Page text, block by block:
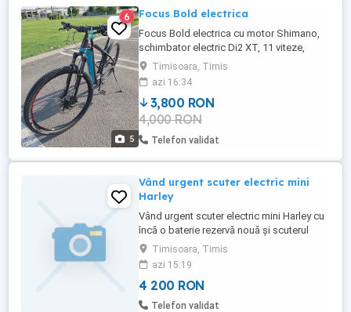
5
6 Focus Bold electrica
Focus Bold electrica cu motor Shimano,
schimbator electric Di2 XT, 11 viteze,
frane noi 4 pistoane, cadru mărime M, roti
29", dropper.
Timisoara, Timis
azi 16:34
3,800 RON
4,000 RON
Telefon validat
Vând urgent scuter electric mini
Harley
Vând urgent scuter electric mini Harley cu
încă o baterie rezervă nouă și scuterul
este nou nouț se află în cutie nu este
folosit cum l-am cumpărat așa este nou,
prețul este de 4200 de lei puțin negociabil
cu tot cu bateria de rezervă este prețul. +
O cască bonus.
Timisoara, Timis
azi 15:19
4 200 RON
Telefon validat